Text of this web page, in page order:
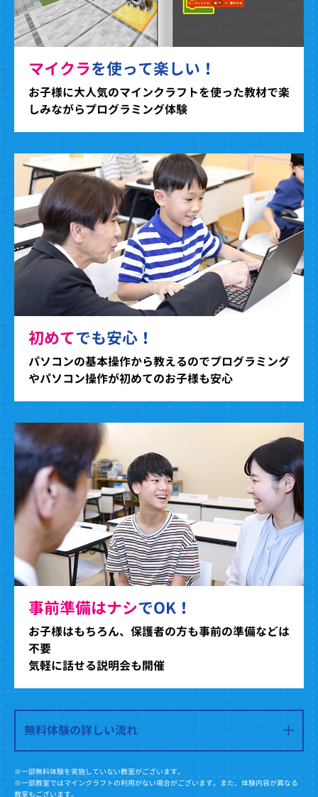
マイクラを使って楽しい！
お子様に大人気のマインクラフトを使った教材で楽
しみながらプログラミング体験
初めてでも安心！
パソコンの基本操作から教えるのでプログラミング
やパソコン操作が初めてのお子様も安心
事前準備はナシでOK！
お子様はもちろん、保護者の方も事前の準備などは
不要
気軽に話せる説明会も開催
無料体験の詳しい流れ
※一部無料体験を実施していない教室がございます。
※一部教室ではマインクラフトの利用がない場合がございます。また、体験内容が異なる
教室もございます。